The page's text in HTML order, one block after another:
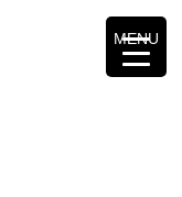
MENU